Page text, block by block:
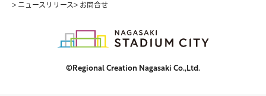
> ニュースリリース> お問合せ
©Regional Creation Nagasaki Co.,Ltd.